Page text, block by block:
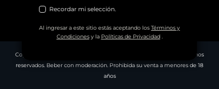
Recordar mi selección.
Al ingresar a este sitio estás aceptando losTérminos y
Condicionesy la Políticas de Privacidad.
Copyright © 2013-2026
Todos los derechos
reservados. Beber con moderación. Prohibida su venta a menores de 18
años